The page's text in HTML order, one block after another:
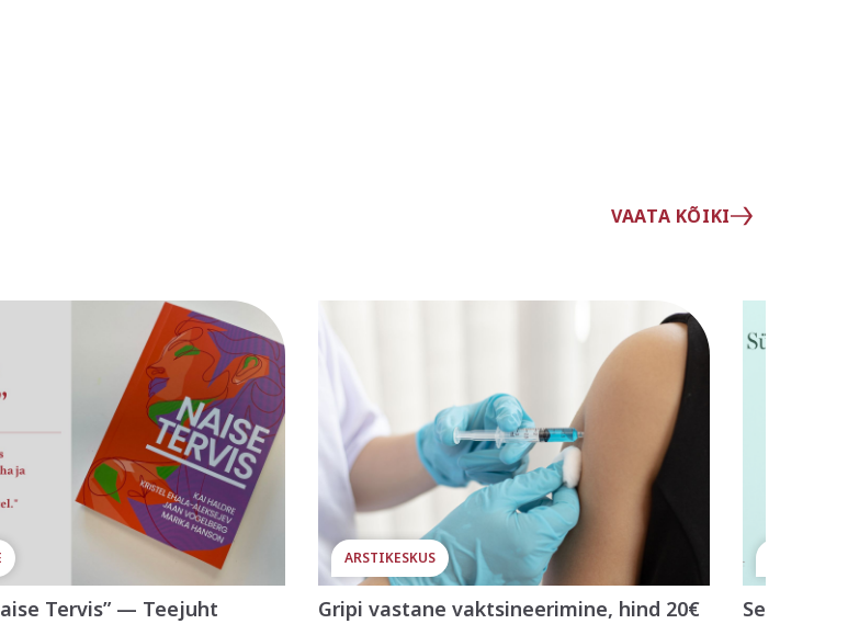
VAATA KÕIKI
Tervis” — Teejuht
ARSTIKESKUS
Gripi vastane vaktsineerimine, hind 20€
Seadke